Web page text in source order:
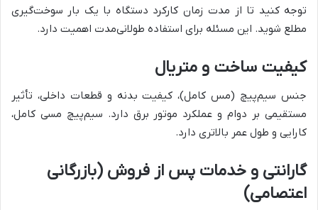
توجه کنید تا از مدت زمان کارکرد دستگاه با یک بار سوخت‌گیری
مطلع شوید. این مسئله برای استفاده طولانی‌مدت اهمیت دارد.
کیفیت ساخت و متریال
جنس سیم‌پیچ (مس کامل)، کیفیت بدنه و قطعات داخلی، تأثیر
مستقیمی بر دوام و عملکرد موتور برق دارد. سیم‌پیچ مسی کامل،
کارایی و طول عمر بالاتری دارد.
گارانتی و خدمات پس از فروش (بازرگانی
اعتصامی)